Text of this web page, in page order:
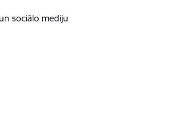
sociālo mediju